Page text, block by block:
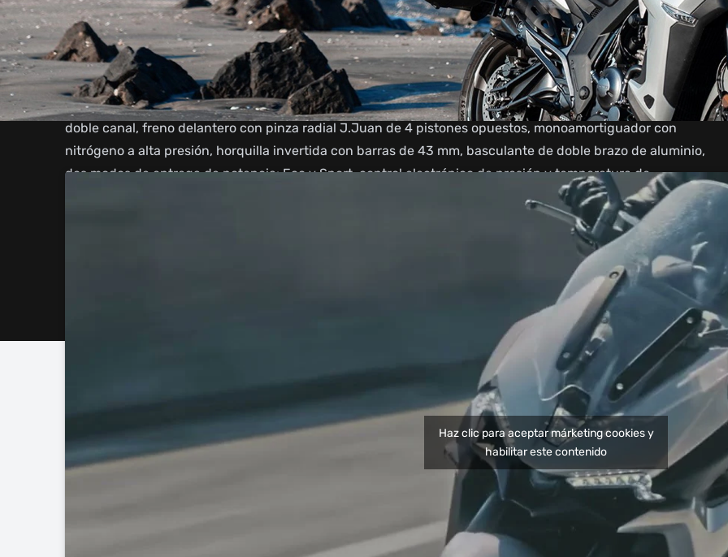
la potencia necesaria para afrontar cualquier desafío.
El carenado integral te protege del viento y te permite viajar a altas velocidades con total comodidad,
mientras que la ergonomía de su puesto de conducción te permite mantener una postura relajada
durante horas.
Su ciclística y extenso equipamiento completan un conjunto sport-touring de gran altura: ABS 9.1 M de
doble canal, freno delantero con pinza radial J.Juan de 4 pistones opuestos, monoamortiguador con
nitrógeno a alta presión, horquilla invertida con barras de 43 mm, basculante de doble brazo de aluminio,
dos modos de entrega de potencia: Eco y Sport, control electrónico de presión y temperatura de
neumáticos, depósito de combustible para 19 litros, iluminación Full LED delantera y trasera, manetas
regulables, mandos retroiluminados, pantalla parabrisas regulable en altura en dos posiciones, cuadro
digital de alta definición TFT Full Color y Screen Mirroring, toma USB, cierre centralizado asiento y
Haz clic para aceptar márketing cookies y
habilitar este contenido